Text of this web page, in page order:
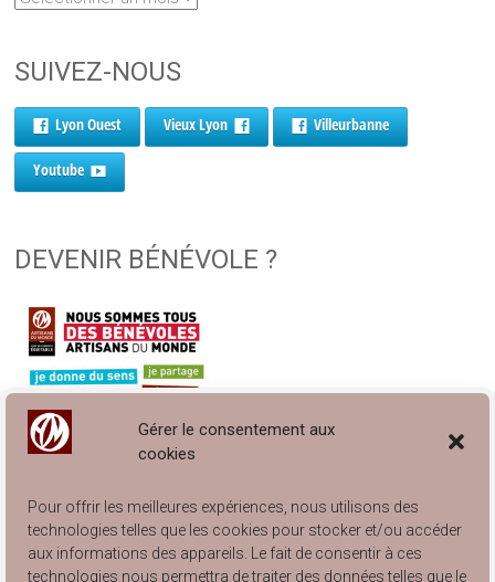
Gérer le consentement aux
cookies
Pour offrir les meilleures expériences, nous utilisons des
technologies telles que les cookies pour stocker et/ou accéder
aux informations des appareils. Le fait de consentir à ces
technologies nous permettra de traiter des données telles que le
SUIVEZ-NOUS
Lyon Ouest Vieux Lyon Villeurbanne
Youtube
DEVENIR BÉNÉVOLE ?